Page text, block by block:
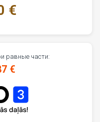
€
равные части:
€